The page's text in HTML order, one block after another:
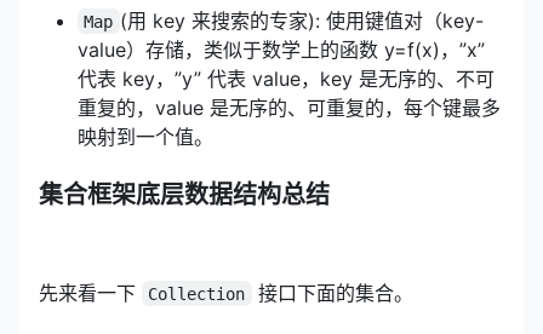
Map (用 key 来搜索的专家): 使用键值对（key-
value）存储，类似于数学上的函数 y=f(x)，”x”
代表 key，”y” 代表 value，key 是无序的、不可
重复的，value 是无序的、可重复的，每个键最多
映射到一个值。
集合框架底层数据结构总结
先来看一下 Collection 接口下面的集合。